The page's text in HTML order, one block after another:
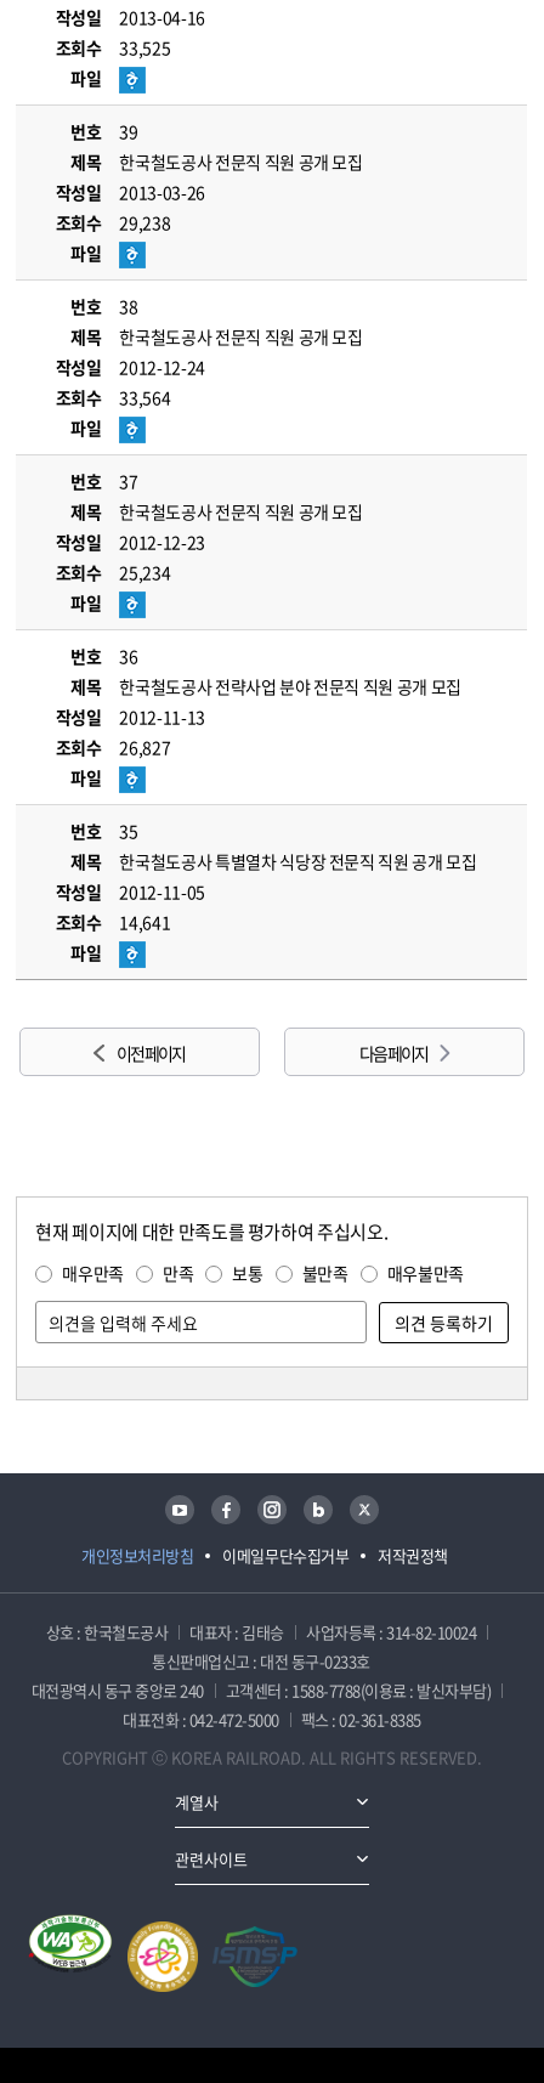
작성일
2013-04-16
조회수
33,525
파일
번호
39
제목
한국철도공사 전문직 직원 공개 모집
작성일
2013-03-26
조회수
29,238
파일
번호
38
제목
한국철도공사 전문직 직원 공개 모집
작성일
2012-12-24
조회수
33,564
파일
번호
37
제목
한국철도공사 전문직 직원 공개 모집
작성일
2012-12-23
조회수
25,234
파일
번호
36
제목
한국철도공사 전략사업 분야 전문직 직원 공개 모집
작성일
2012-11-13
조회수
26,827
파일
번호
35
제목
한국철도공사 특별열차 식당장 전문직 직원 공개 모집
작성일
2012-11-05
조회수
14,641
파일
이전 페이지 다음 페이지
현재 페이지에 대한 만족도를 평가하여 주십시오.
매우만족 만족 보통 불만족 매우불만족
개인정보처리방침 이메일무단수집거부 저작권정책
유튜브 페이스북 인스타그램 블로그 트위터
상호 : 한국철도공사 대표자 : 김태승
사업자등록 : 314-82-10024
통신판매업신고 : 대전 동구-0233호
대전광역시 동구 중앙로 240
고객센터 : 1588-7788(이용료 : 발신자부담)
대표전화 : 042-472-5000
팩스 : 02-361-8385
COPYRIGHT ⓒ KOREA RAILROAD. ALL RIGHTS RESERVED.
계열사
관련사이트